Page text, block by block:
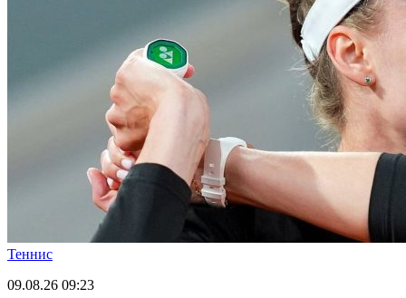
Теннис
09.08.26 09:23